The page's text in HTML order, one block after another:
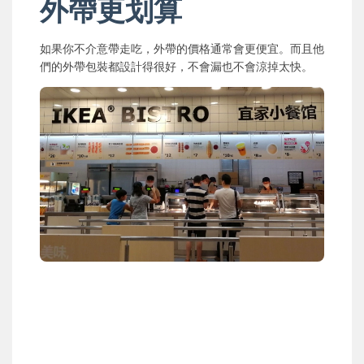
外帶更划算
如果你不介意帶走吃，外帶的價格通常會更便宜。而且他
們的外帶包裝都設計得很好，不會漏也不會涼掉太快。